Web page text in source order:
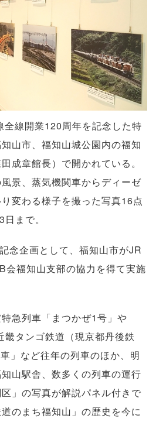
線開業120周年を記念した特
山市、福知山城公園内の福知
成章館長）で開かれている。
景、蒸気機関車からディーゼ
変わる様子を撮った写真16点
まで。
念企画として、福知山市がJR
会福知山支部の協力を得て実施
急列車「まつかぜ1号」や
タンゴ鉄道（現京都丹後鉄
」など往年の列車のほか、明
山駅舎、数多くの列車の運行
」の写真が解説パネル付きで
のまち福知山」の歴史を今に